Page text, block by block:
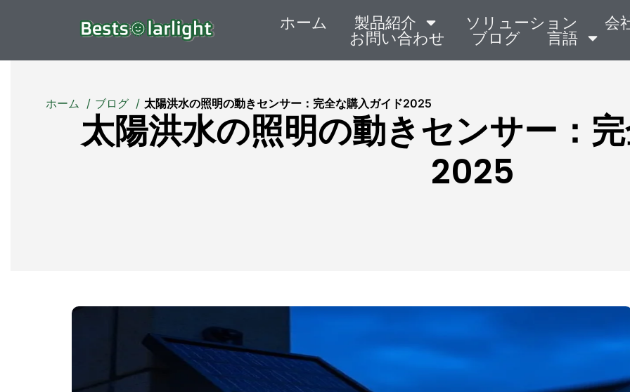
ホーム 製品紹介 ソリューション
会
お問い合わせ
ブログ 言語
ホーム ブログ 太陽洪水の照明の動きセンサー：完全な購入ガイド2025
太陽洪水の照明の動きセンサー：
2025